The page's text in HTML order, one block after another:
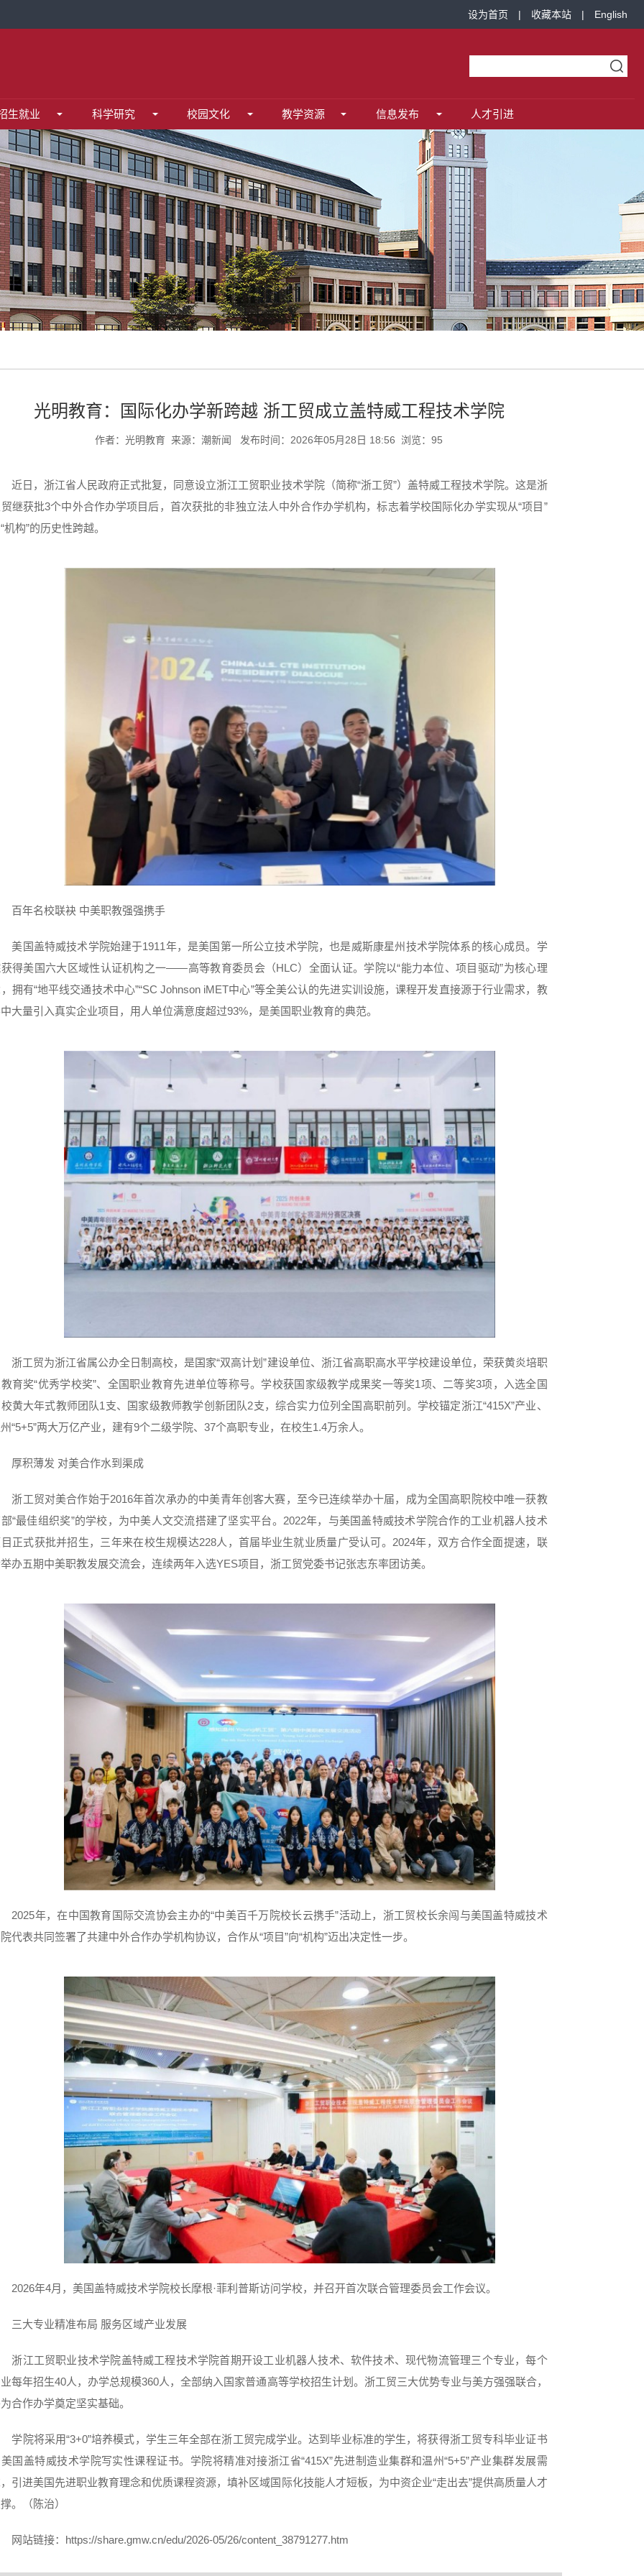
设为首页 | 收藏本站 | English
生就业 科学研究 校园文化 教学资源 信息发布 人才引进
光明教育：国际化办学新跨越 浙工贸成立盖特威工程技术学院
作者：光明教育 来源：潮新闻 发布时间：2026年05月28日 18:56 浏览： 95
近日，浙江省人民政府正式批复，同意设立浙江工贸职业技术学院（简称“浙工贸”）盖特威工程技术学院。这是浙
继获批3个中外合作办学项目后，首次获批的非独立法人中外合作办学机构，标志着学校国际化办学实现从“项目”
机构”的历史性跨越。
百年名校联袂 中美职教强强携手
美国盖特威技术学院始建于1911年，是美国第一所公立技术学院，也是威斯康星州技术学院体系的核心成员。学
得美国六大区域性认证机构之一——高等教育委员会（HLC）全面认证。学院以“能力本位、项目驱动”为核心理
拥有“地平线交通技术中心”“SC Johnson iMET中心”等全美公认的先进实训设施，课程开发直接源于行业需求，教
大量引入真实企业项目，用人单位满意度超过93%，是美国职业教育的典范。
浙工贸为浙江省属公办全日制高校，是国家“双高计划”建设单位、浙江省高职高水平学校建设单位，荣获黄炎培职
育奖“优秀学校奖”、全国职业教育先进单位等称号。学校获国家级教学成果奖一等奖1项、二等奖3项，入选全国
黄大年式教师团队1支、国家级教师教学创新团队2支，综合实力位列全国高职前列。学校锚定浙江“415X”产业、
“5+5”两大万亿产业，建有9个二级学院、37个高职专业，在校生1.4万余人。
厚积薄发 对美合作水到渠成
浙工贸对美合作始于2016年首次承办的中美青年创客大赛，至今已连续举办十届，成为全国高职院校中唯一获教
“最佳组织奖”的学校，为中美人文交流搭建了坚实平台。2022年，与美国盖特威技术学院合作的工业机器人技术
正式获批并招生，三年来在校生规模达228人，首届毕业生就业质量广受认可。2024年，双方合作全面提速，联
办五期中美职教发展交流会，连续两年入选YES项目，浙工贸党委书记张志东率团访美。
2025年，在中国教育国际交流协会主办的“中美百千万院校长云携手”活动上，浙工贸校长余闯与美国盖特威技术
代表共同签署了共建中外合作办学机构协议，合作从“项目”向“机构”迈出决定性一步。
2026年4月，美国盖特威技术学院校长摩根·菲利普斯访问学校，并召开首次联合管理委员会工作会议。
三大专业精准布局 服务区域产业发展
浙江工贸职业技术学院盖特威工程技术学院首期开设工业机器人技术、软件技术、现代物流管理三个专业，每个
每年招生40人，办学总规模360人，全部纳入国家普通高等学校招生计划。浙工贸三大优势专业与美方强强联合，
合作办学奠定坚实基础。
学院将采用“3+0”培养模式，学生三年全部在浙工贸完成学业。达到毕业标准的学生，将获得浙工贸专科毕业证书
国盖特威技术学院写实性课程证书。学院将精准对接浙江省“415X”先进制造业集群和温州“5+5”产业集群发展需
引进美国先进职业教育理念和优质课程资源，填补区域国际化技能人才短板，为中资企业“走出去”提供高质量人才
。（陈治）
网站链接：https://share.gmw.cn/edu/2026-05/26/content_38791277.htm